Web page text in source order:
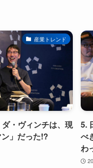
産業トレンド
・ヴィンチは、現
」だった!?
5.
べ
わ